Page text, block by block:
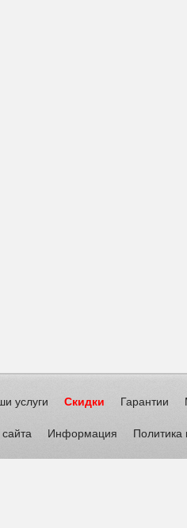
услуги Скидки Гарантии
Информация Политика